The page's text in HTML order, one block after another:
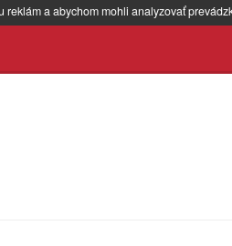
a abychom mohli analyzovať